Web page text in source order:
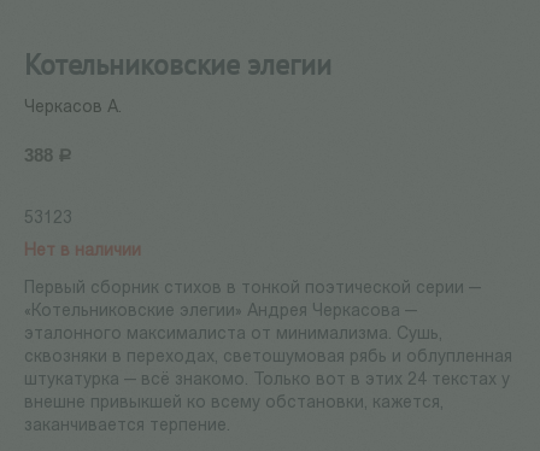
Котельниковские элегии
Черкасов А.
388 Р
53123
Нет в наличии
Первый сборник стихов в тонкой поэтической серии —
«Котельниковские элегии» Андрея Черкасова —
эталонного максималиста от минимализма. Сушь,
сквозняки в переходах, светошумовая рябь и облупленная
штукатурка — всё знакомо. Только вот в этих 24 текстах у
внешне привыкшей ко всему обстановки, кажется,
заканчивается терпение.